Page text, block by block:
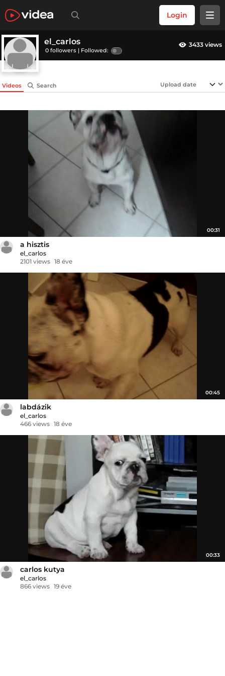
Login
el_carlos
0 followers | Followed:
3433 views
Videos Search
00:31
a hisztis
el_carlos
2101 views 18 éve
00:45
labdázik
el_carlos
466 views 18 éve
00:33
carlos kutya
el_carlos
866 views 19 éve